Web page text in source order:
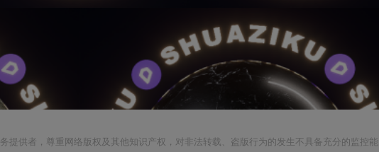
提供者，尊重网络版权及其他知识产权，对非法转载、盗版行为的发生不具备充分的监控